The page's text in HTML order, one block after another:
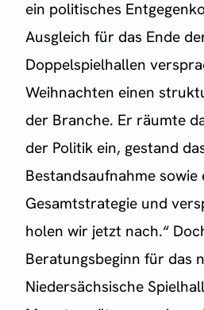
ein politisches
Ausgleich für das Ende
Doppelspielhallen
Weihnachten einen
der Branche. Er räumte
der Politik ein, gestand
Bestandsaufnahme sowie
Gesamtstrategie und
holen wir jetzt nach.“
Beratungsbeginn für das
Niedersächsische